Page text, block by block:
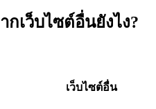
กเว็บไซต์อื่นยังไง?
เว็บไซต์อื่น